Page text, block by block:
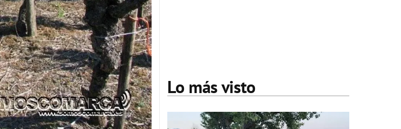
Lo más visto